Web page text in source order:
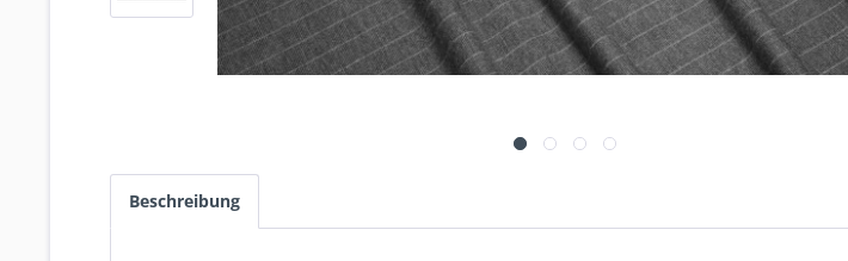
Beschreibung